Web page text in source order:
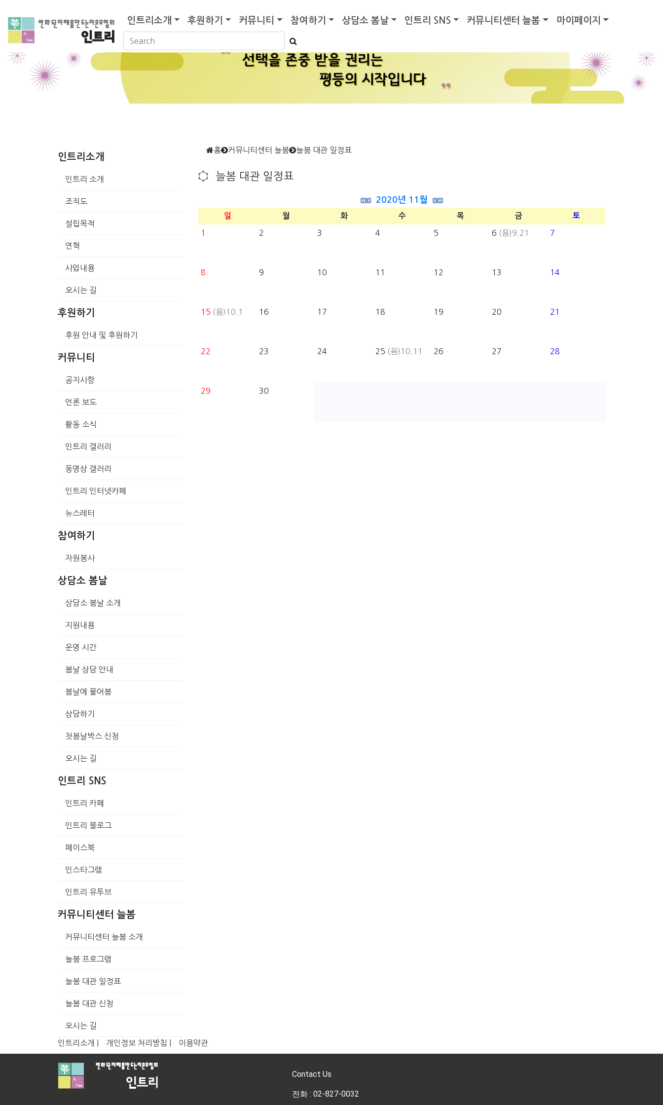
인트리소개 후원하기 커뮤니티 참여하기 상담소 봄날 인트리 SNS 커뮤니티센터 늘봄 마이페이지
인트리소개
인트리 소개
조직도
설립목적
연혁
사업내용
오시는 길
후원하기
후원 안내 및 후원하기
커뮤니티
공지사항
언론 보도
활동 소식
인트리 갤러리
동영상 갤러리
인트리 인터넷카페
뉴스레터
참여하기
자원봉사
상담소 봄날
상담소 봄날 소개
지원내용
운영 시간
봄날 상담 안내
봄날에 물어봄
상담하기
첫봄날박스 신청
오시는 길
인트리 SNS
인트리 카페
인트리 블로그
페이스북
인스타그램
인트리 유투브
커뮤니티센터 늘봄
커뮤니티센터 늘봄 소개
늘봄 프로그램
늘봄 대관 일정표
늘봄 대관 신청
오시는 길
홈 커뮤니티센터 늘봄 늘봄 대관 일정표
늘봄 대관 일정표
2020년 11월
일 월 화 수 목 금 토
1 2 3 4 5 6 (음)9.21 7
8 9 10 11 12 13 14
15 (음)10.1 16 17 18 19 20 21
22 23 24 25 (음)10.11 26 27 28
29 30
인트리소개 | 개인정보 처리방침 | 이용약관
Contact Us
전화 : 02-827-0032